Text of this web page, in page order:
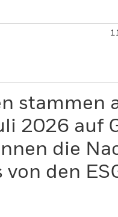
stammen
2026 auf
die
den